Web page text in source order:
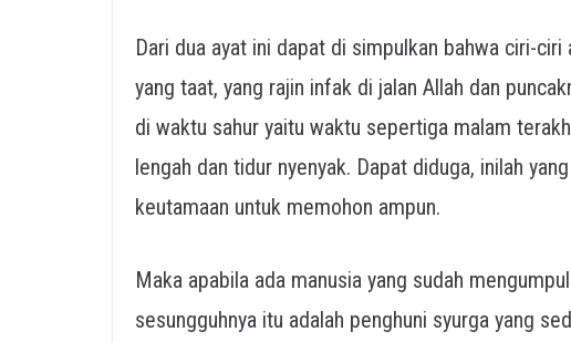
Dari dua ayat ini dapat di simpulkan bahwa ciri-ciri
yang taat, yang rajin infak di jalan Allah dan
di waktu sahur yaitu waktu sepertiga malam
lengah dan tidur nyenyak. Dapat diduga, inilah
keutamaan untuk memohon ampun.
Maka apabila ada manusia yang sudah
sesungguhnya itu adalah penghuni syurga yang